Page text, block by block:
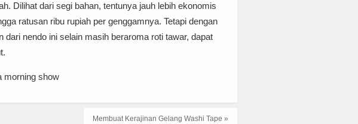
Dilihat dari segi bahan, tentunya jauh lebih ekonomis
ratusan ribu rupiah per genggamnya. Tetapi dengan
nendo ini selain masih beraroma roti tawar, dapat
morning show
Membuat Kerajinan Gelang Washi Tape »